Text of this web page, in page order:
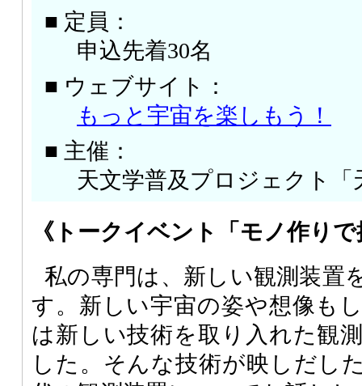
■ 定員：
申込先着30名
■ ウェブサイト：
もっと宇宙を楽しもう！
■ 主催：
天文学普及プロジェクト「
《トークイベント「モノ作り
私の専門は、新しい観測装置
す。新しい宇宙の姿や想像も
は新しい技術を取り入れた観
した。そんな技術が映しだし